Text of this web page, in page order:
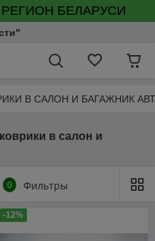
БЕЛАРУСИ
В САЛОН И БАГАЖНИК
в салон и
0 Фильтры
-12%